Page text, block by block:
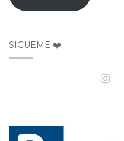
SÍGUEME ❤️